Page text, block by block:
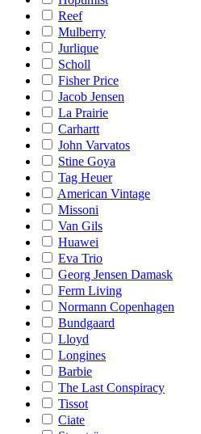
Reef
Mulberry
Jurlique
Scholl
Fisher Price
Jacob Jensen
La Prairie
Carhartt
John Varvatos
Stine Goya
Tag Heuer
American Vintage
Missoni
Van Gils
Huawei
Eva Trio
Georg Jensen Damask
Ferm Living
Normann Copenhagen
Bundgaard
Lloyd
Longines
Barbie
The Last Conspiracy
Tissot
Ciate